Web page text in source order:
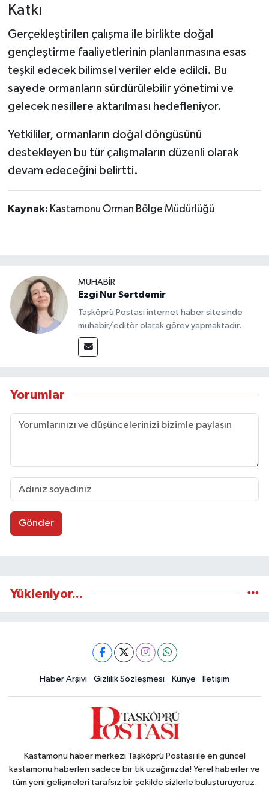
Katkı
Gerçekleştirilen çalışma ile birlikte doğal
gençleştirme faaliyetlerinin planlanmasına esas
teşkil edecek bilimsel veriler elde edildi. Bu
sayede ormanların sürdürülebilir yönetimi ve
gelecek nesillere aktarılması hedefleniyor.
Yetkililer, ormanların doğal döngüsünü
destekleyen bu tür çalışmaların düzenli olarak
devam edeceğini belirtti.
Kaynak: Kastamonu Orman Bölge Müdürlüğü
MUHABİR
Ezgi Nur Sertdemir
Taşköprü Postası internet haber sitesinde
muhabir/editör olarak görev yapmaktadır.
Yorumlar
Gönder
Yükleniyor...
Haber Arşivi Gizlilik Sözleşmesi Künye İletişim
Kastamonu haber merkezi Taşköprü Postası ile en güncel
kastamonu haberleri sadece bir tık uzağınızda! Yerel haberler ve
tüm yeni gelişmeleri tarafsız bir şekilde sizlerle buluşturuyoruz.